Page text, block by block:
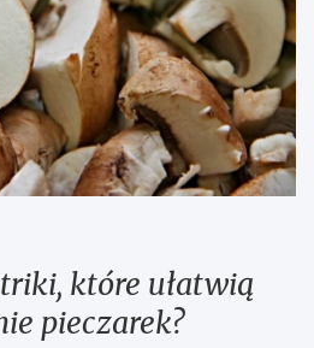
które ułatwią
pieczarek?